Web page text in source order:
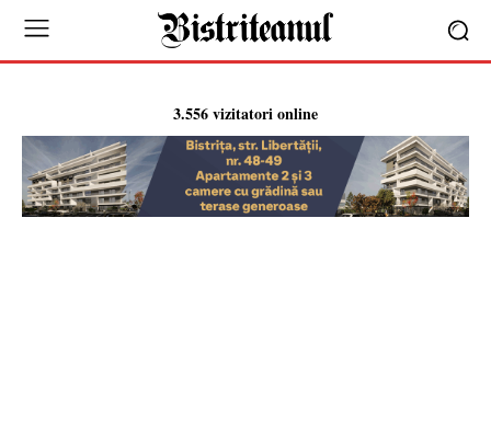
3.556 vizitatori online